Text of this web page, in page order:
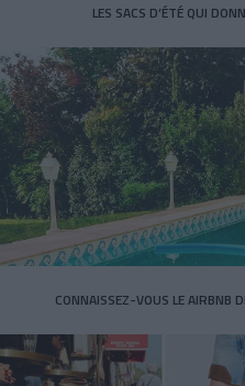
LES SACS D’ÉTÉ QUI
CONNAISSEZ-VOUS LE AIRBNB